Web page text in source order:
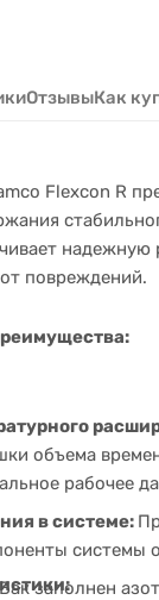
ОтзывыКак
Flexcon R
повреждений.
объема
рабочее
в системе:
системы
Бак заполнен